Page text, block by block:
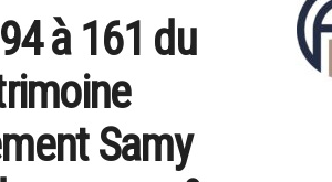
à 161 du
Samy